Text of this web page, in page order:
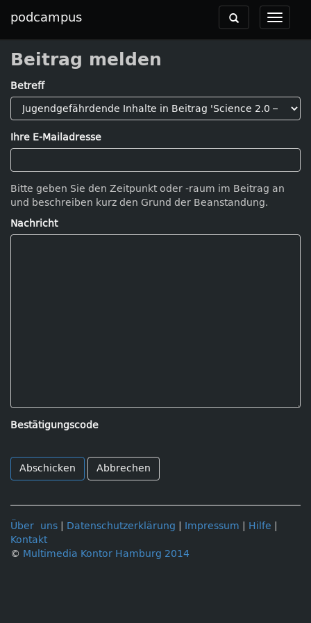
podcampus
Toggle
Toggle
navigation
Beitrag melden
Betreff
Ihre E-Mailadresse
Bitte geben Sie den Zeitpunkt oder -raum im Beitrag an
und beschreiben kurz den Grund der Beanstandung.
Nachricht
Bestätigungscode
Abbrechen
Über uns Datenschutzerklärung Impressum Hilfe
Kontakt
© Multimedia Kontor Hamburg 2014